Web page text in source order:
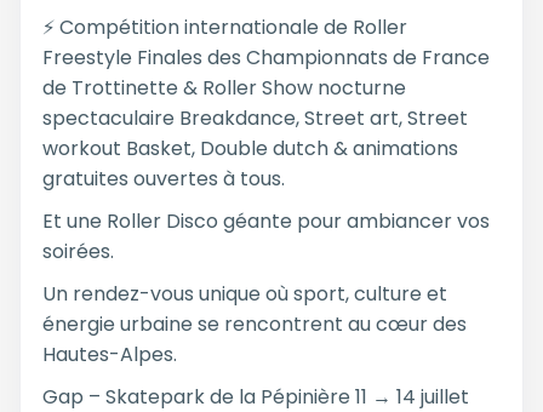
⚡ Compétition internationale de Roller
Freestyle Finales des Championnats de France
de Trottinette & Roller Show nocturne
spectaculaire Breakdance, Street art, Street
workout Basket, Double dutch & animations
gratuites ouvertes à tous.
Et une Roller Disco géante pour ambiancer vos
soirées.
Un rendez-vous unique où sport, culture et
énergie urbaine se rencontrent au cœur des
Hautes-Alpes.
Gap – Skatepark de la Pépinière 11 → 14 juillet